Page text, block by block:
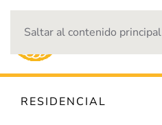
Saltar al contenido principal
RESIDENCIAL